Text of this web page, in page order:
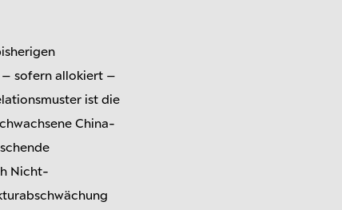
– sofern allokiert –
ist die
China-
Nicht-